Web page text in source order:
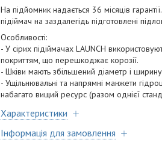
На підйомник надається 36 місяців
підіймач на заздалегідь підготовлені
Особливості:
- У сірих підіймачах LAUNCH
покриттям, що перешкоджає корозії.
- Шківи мають збільшений діаметр і
- Ущільнювальні та напрямні манжети
набагато вищий ресурс (разом однієї
Характеристики
Інформація для замовлення